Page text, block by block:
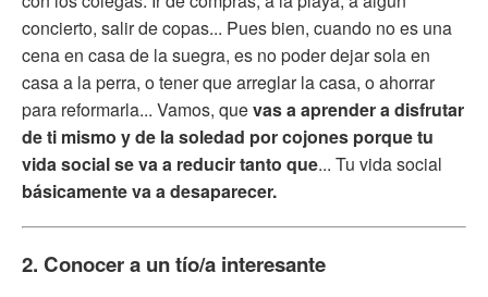
concierto, salir de copas... Pues bien, cuando no es una
cena en casa de la suegra, es no poder dejar sola en
casa a la perra, o tener que arreglar la casa, o ahorrar
para reformarla... Vamos, quevas a aprender a disfrutar
de ti mismo y de la soledad por cojones porque tu
vida social se va a reducirtanto que... Tu vida social
básicamente va a desaparecer.
2. Conocer a un tío/a interesante